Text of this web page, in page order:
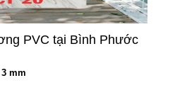
PVC tại Bình Phước
3 mm